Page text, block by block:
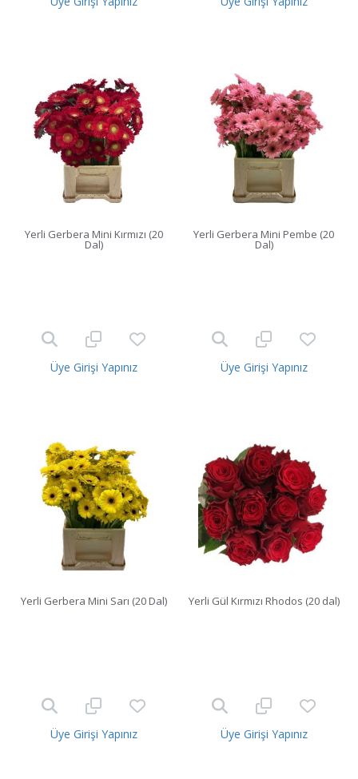
Yerli Gerbera Mini Kırmızı (20
Dal)
Üye Girişi Yapınız
Yerli Gerbera Mini Pembe (20
Dal)
Üye Girişi Yapınız
Yerli Gerbera Mini Sarı (20 Dal)
Üye Girişi Yapınız
Yerli Gül Kırmızı Rhodos (20 dal)
Üye Girişi Yapınız